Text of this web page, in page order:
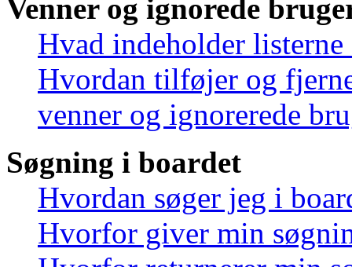
Venner og ignorede
Hvad indeholder
Hvordan tilføjer og
venner og ignorerede
Søgning i boardet
Hvordan søger jeg i
Hvorfor giver min